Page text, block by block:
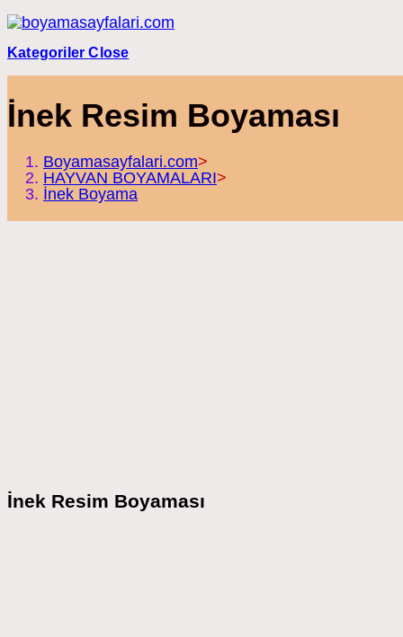
Skip
to
content
Kategoriler Close
İnek Resim Boyaması
Boyamasayfalari.com>
HAYVAN BOYAMALARI>
İnek Boyama
İnek Resim Boyaması